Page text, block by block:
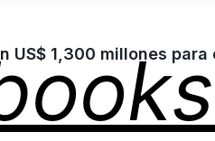
US$ 1,300 millones